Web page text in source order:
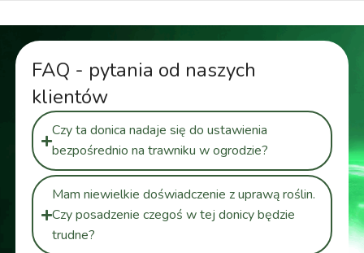
FAQ - pytania od naszych
klientów
Czy ta donica nadaje się do ustawienia
bezpośrednio na trawniku w ogrodzie?
Mam niewielkie doświadczenie z uprawą roślin.
Czy posadzenie czegoś w tej donicy będzie
trudne?